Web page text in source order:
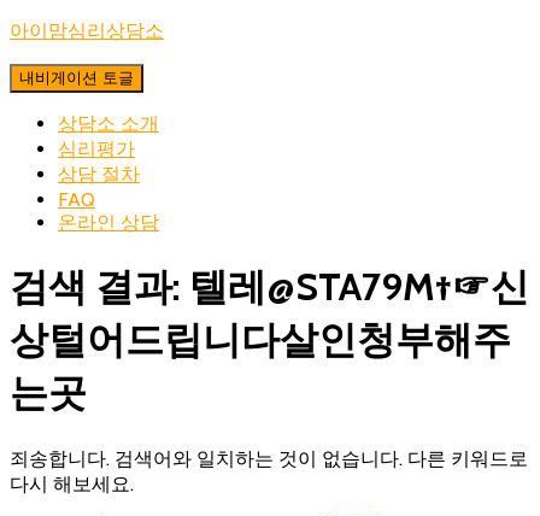
아이맘심리상담소
내비게이션 토글
상담소 소개
심리평가
상담 절차
FAQ
온라인 상담
검색 결과: 텔레@STA79M†☞신
상털어드립니다살인청부해주
는곳
죄송합니다. 검색어와 일치하는 것이 없습니다. 다른 키워드로
다시 해보세요.